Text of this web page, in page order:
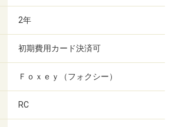
2年
初期費用カード決済可
Ｆｏｘｅｙ（フォクシー）
RC